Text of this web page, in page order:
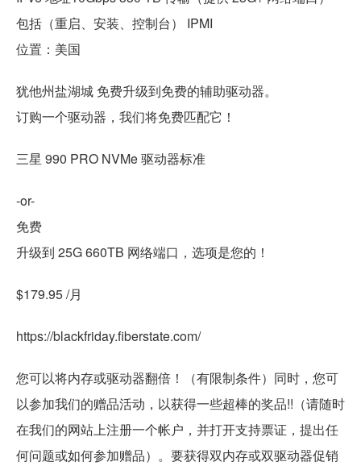
包括（重启、安装、控制台） IPMI
位置：美国
犹他州盐湖城 免费升级到免费的辅助驱动器。
订购一个驱动器，我们将免费匹配它！
三星 990 PRO NVMe 驱动器标准
-or-
免费
升级到 25G 660TB 网络端口，选项是您的！
$179.95 /月
https://blackfriday.fiberstate.com/
您可以将内存或驱动器翻倍！（有限制条件）同时，您可
以参加我们的赠品活动，以获得一些超棒的奖品!!（请随时
在我们的网站上注册一个帐户，并打开支持票证，提出任
何问题或如何参加赠品）。要获得双内存或双驱动器促销